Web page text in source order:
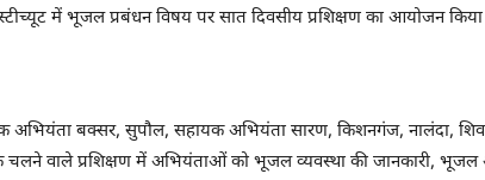
में भूजल प्रबंधन विषय पर सात दिवसीय प्रशिक्षण का आयोजन किया
बक्सर, सुपौल, सहायक अभियंता सारण, किशनगंज, नालंदा,
चलने वाले प्रशिक्षण में अभियंताओं को भूजल व्यवस्था की जानकारी,